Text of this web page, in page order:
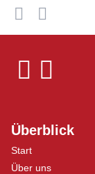
Überblick
Start
Über uns